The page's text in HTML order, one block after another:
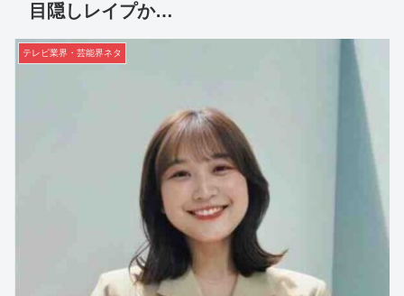
目隠しレイプか…
テレビ業界・芸能界ネタ